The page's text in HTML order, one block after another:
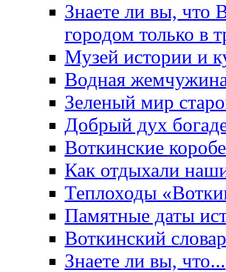
Знаете ли вы, что
городом только в
Музей истории и
Водная
Зеленый мир
Добрый дух
Воткинские
Как отдыхали
Теплоходы
Памятные даты
Воткинский
Знаете ли вы, что...